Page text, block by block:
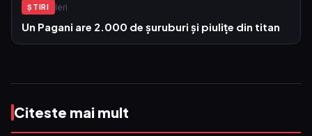
ŞTIRI Ieri
Un Pagani are 2.000 de șuruburi și piulițe din titan
Citeste mai mult